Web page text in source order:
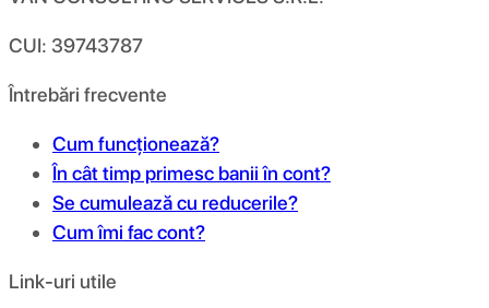
CUI: 39743787
Întrebări frecvente
Cum funcționează?
În cât timp primesc banii în cont?
Se cumulează cu reducerile?
Cum îmi fac cont?
Link-uri utile